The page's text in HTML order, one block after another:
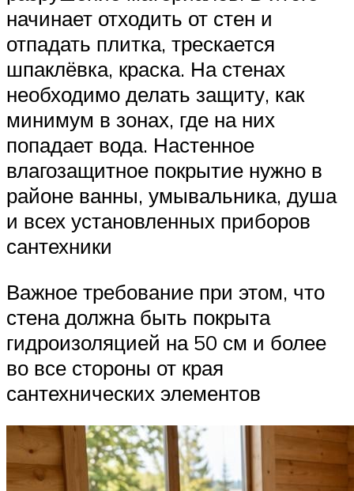
начинает отходить от стен и
отпадать плитка, трескается
шпаклёвка, краска. На стенах
необходимо делать защиту, как
минимум в зонах, где на них
попадает вода. Настенное
влагозащитное покрытие нужно в
районе ванны, умывальника, душа
и всех установленных приборов
сантехники
Важное требование при этом, что
стена должна быть покрыта
гидроизоляцией на 50 см и более
во все стороны от края
сантехнических элементов